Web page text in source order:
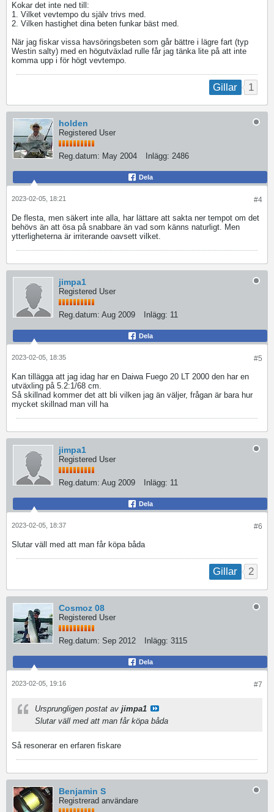
Kokar det inte ned till:
1. Vilket vevtempo du själv trivs med.
2. Vilken hastighet dina beten funkar bäst med.
När jag fiskar vissa havsöringsbeten som går bättre i lägre fart (typ
Westin salty) med en högutväxlad rulle får jag tänka lite på att inte
komma upp i för högt vevtempo.
Gillar 1
holden
Registered User
Reg.datum: May 2004 Inlägg: 2486
Dela
#4
2023-02-05, 18:21
De flesta, men säkert inte alla, har lättare att sakta ner tempot om det
behövs än att ösa på snabbare än vad som känns naturligt. Men
ytterligheterna är irriterande oavsett vilket.
jimpa1
Registered User
Reg.datum: Aug 2009 Inlägg: 11
Dela
#5
2023-02-05, 18:35
Kan tillägga att jag idag har en Daiwa Fuego 20 LT 2000 den har en
utväxling på 5.2:1/68 cm.
Så skillnad kommer det att bli vilken jag än väljer, frågan är bara hur
mycket skillnad man vill ha
jimpa1
Registered User
Reg.datum: Aug 2009 Inlägg: 11
Dela
#6
2023-02-05, 18:37
Slutar väll med att man får köpa båda
Gillar 2
Cosmoz 08
Registered User
Reg.datum: Sep 2012 Inlägg: 3115
Dela
#7
2023-02-05, 19:16
Ursprungligen postat av jimpa1
Slutar väll med att man får köpa båda
Så resonerar en erfaren fiskare
Benjamin S
Registrerad användare